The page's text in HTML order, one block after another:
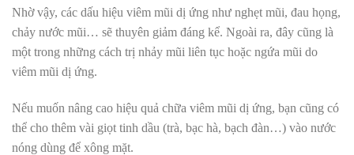
Nhờ vậy, các dấu hiệu viêm mũi dị ứng như nghẹt mũi, đau họng,
chảy nước mũi… sẽ thuyên giảm đáng kể. Ngoài ra, đây cũng là
một trong những cách trị nhảy mũi liên tục hoặc ngứa mũi do
viêm mũi dị ứng.
Nếu muốn nâng cao hiệu quả chữa viêm mũi dị ứng, bạn cũng có
thể cho thêm vài giọt tinh dầu (trà, bạc hà, bạch đàn…) vào nước
nóng dùng để xông mặt.